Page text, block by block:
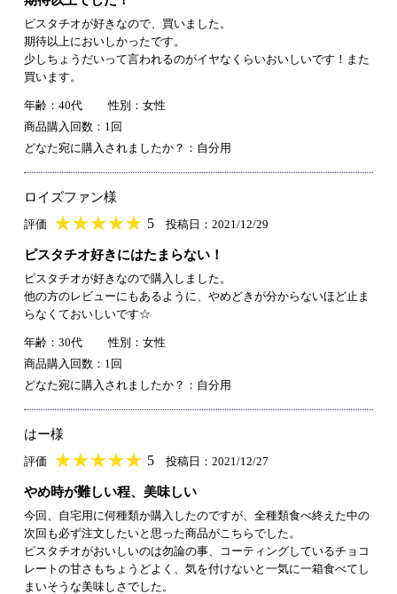
ピスタチオが好きなので、買いました。
期待以上においしかったです。
少しちょうだいって言われるのがイヤなくらいおいしいです！また
買います。
年齢：40代
性別：女性
商品購入回数：1回
どなた宛に購入されましたか？：自分用
ロイズファン様
評価 ★★★★★
★★★★★ 5 投稿日：2021/12/29
ピスタチオ好きにはたまらない！
ピスタチオが好きなので購入しました。
他の方のレビューにもあるように、やめどきが分からないほど止ま
らなくておいしいです☆
年齢：30代
性別：女性
商品購入回数：1回
どなた宛に購入されましたか？：自分用
はー様
評価 ★★★★★
★★★★★ 5 投稿日：2021/12/27
やめ時が難しい程、美味しい
今回、自宅用に何種類か購入したのですが、全種類食べ終えた中の
次回も必ず注文したいと思った商品がこちらでした。
ピスタチオがおいしいのは勿論の事、コーティングしているチョコ
レートの甘さもちょうどよく、気を付けないと一気に一箱食べてし
まいそうな美味しさでした。